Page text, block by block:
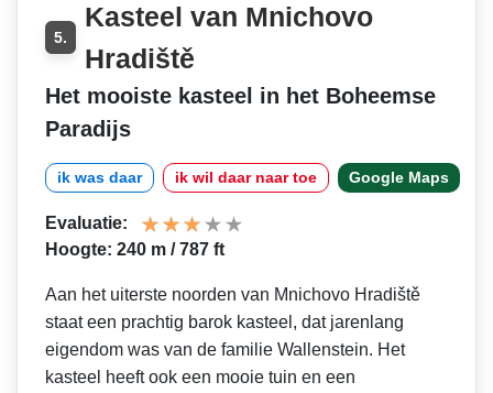
5.
Kasteel van Mnichovo
Hradiště
Het mooiste kasteel in het Boheemse
Paradijs
ik was daar ik wil daar naar toe Google Maps
Evaluatie:
Hoogte: 240 m / 787 ft
Aan het uiterste noorden van Mnichovo Hradiště
staat een prachtig barok kasteel, dat jarenlang
eigendom was van de familie Wallenstein. Het
kasteel heeft ook een mooie tuin en een